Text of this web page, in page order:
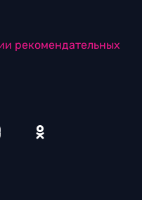
рекомендательных